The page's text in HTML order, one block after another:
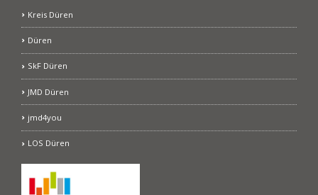
Kreis Düren
Düren
SkF Düren
JMD Düren
jmd4you
LOS Düren